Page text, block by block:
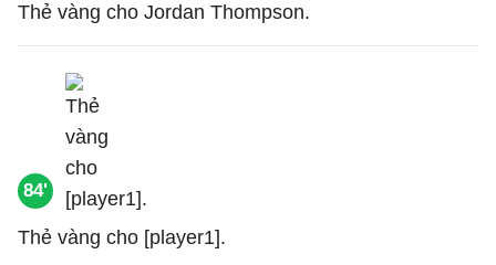
Thẻ vàng cho Jordan Thompson.
84'
Thẻ vàng cho [player1].